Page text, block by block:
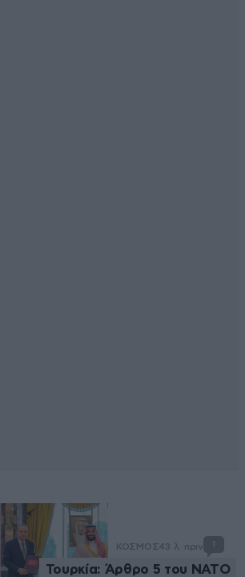
ΚΟΣΜΟΣ43 λ. πριν 1
Τουρκία: Άρθρο 5 του ΝΑΤΟ